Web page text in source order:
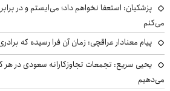
پزشکیان: استعفا نخواهم داد؛ می‌ایستم و در
می‌کنم
پیام معنادار عراقچی: زمان آن فرا رسیده که
یحیی سریع: تجمعات تجاوزکارانه سعودی در هر
می‌دهیم